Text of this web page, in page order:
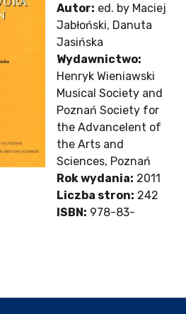
Autor: ed. by Maciej
Jabłoński, Danuta
Jasińska
Wydawnictwo:
Henryk Wieniawski
Musical Society and
Poznań Society for
the Advancelent of
the Arts and
Sciences, Poznań
Rok wydania: 2011
Liczba stron: 242
ISBN: 978-83-